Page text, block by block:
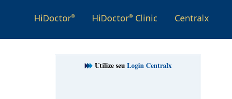
HiDoctor® HiDoctor® Clinic Centralx
Utilize seuLogin Centralx